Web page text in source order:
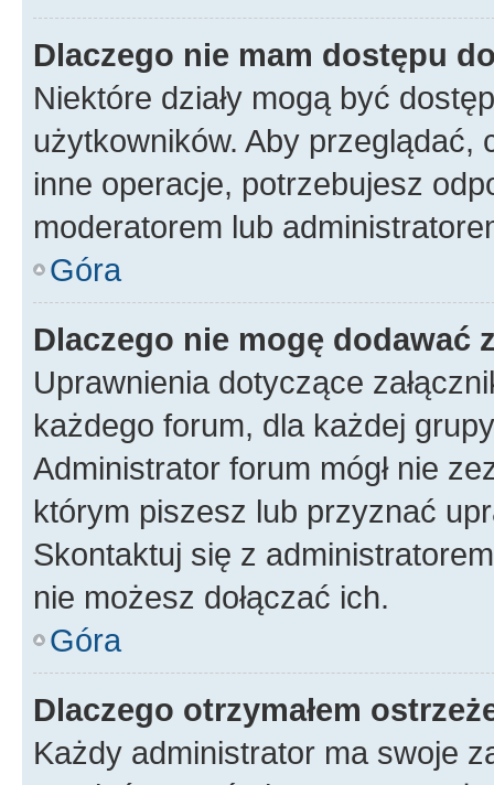
Dlaczego nie mam dostępu
Niektóre działy mogą być
użytkowników. Aby
inne operacje, potrzebujesz
moderatorem lub
Góra
Dlaczego nie mogę dodawać
Uprawnienia dotyczące
każdego forum, dla każdej
Administrator forum mógł nie
którym piszesz lub przyznać
Skontaktuj się z
nie możesz dołączać ich.
Góra
Dlaczego otrzymałem
Każdy administrator ma swoje